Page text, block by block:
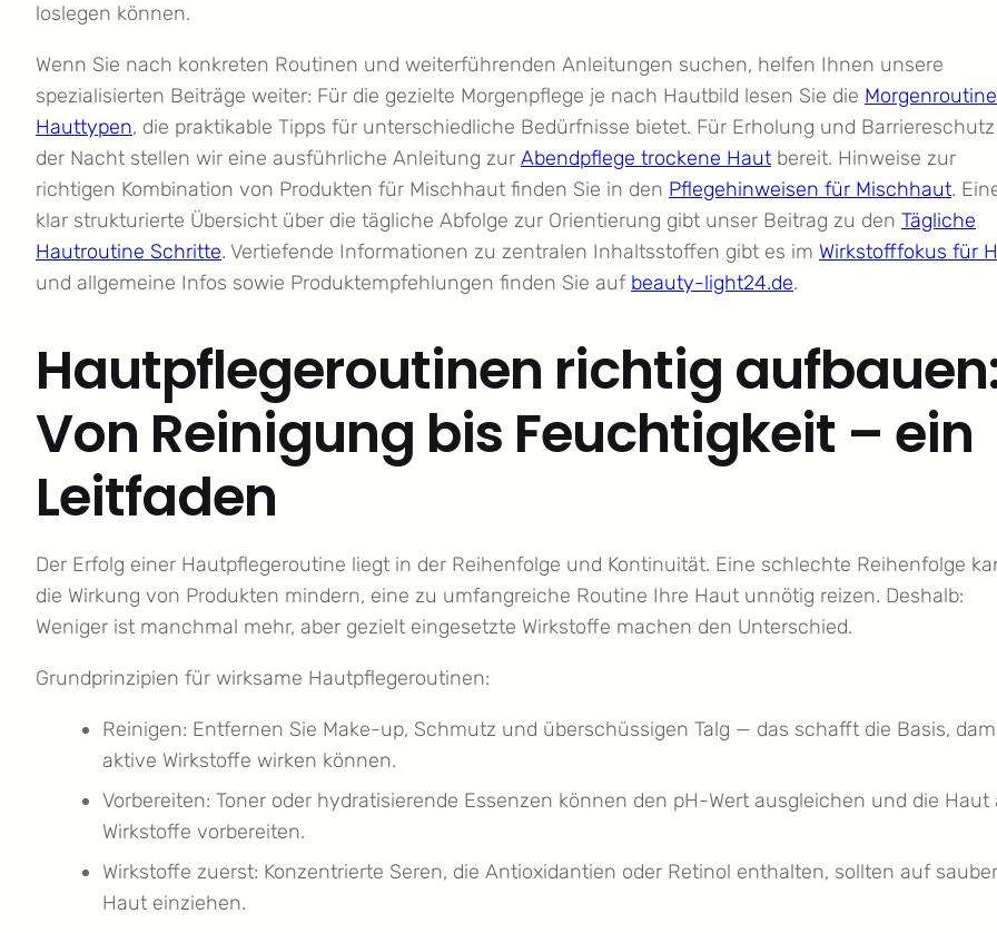
loslegen können.
Wenn Sie nach konkreten Routinen und weiterführenden Anleitungen suchen, helfen Ihnen unsere
spezialisierten Beiträge weiter: Für die gezielte Morgenpflege je nach Hautbild lesen Sie die
Hauttypen, die praktikable Tipps für unterschiedliche Bedürfnisse bietet. Für Erholung und
der Nacht stellen wir eine ausführliche Anleitung zur Abendpflege trockene Haut bereit. Hinweise zur
richtigen Kombination von Produkten für Mischhaut finden Sie in den Pflegehinweisen für Mischhaut.
klar strukturierte Übersicht über die tägliche Abfolge zur Orientierung gibt unser Beitrag zu den Tägliche
Hautroutine Schritte. Vertiefende Informationen zu zentralen Inhaltsstoffen gibt es im Wirkstofffokus für
und allgemeine Infos sowie Produktempfehlungen finden Sie auf beauty-light24.de.
Hautpflegeroutinen richtig
Von Reinigung bis Feuchtigkeit – ein
Leitfaden
Der Erfolg einer Hautpflegeroutine liegt in der Reihenfolge und Kontinuität. Eine schlechte Reihenfolge
die Wirkung von Produkten mindern, eine zu umfangreiche Routine Ihre Haut unnötig reizen. Deshalb:
Weniger ist manchmal mehr, aber gezielt eingesetzte Wirkstoffe machen den Unterschied.
Grundprinzipien für wirksame Hautpflegeroutinen:
Reinigen: Entfernen Sie Make-up, Schmutz und überschüssigen Talg — das schafft die Basis,
aktive Wirkstoffe wirken können.
Vorbereiten: Toner oder hydratisierende Essenzen können den pH-Wert ausgleichen und die Haut
Wirkstoffe vorbereiten.
Wirkstoffe zuerst: Konzentrierte Seren, die Antioxidantien oder Retinol enthalten, sollten auf
Haut einziehen.